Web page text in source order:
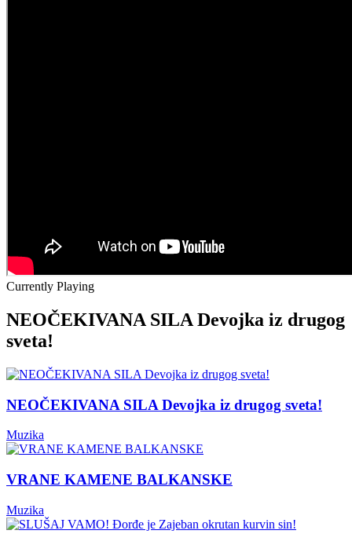
Currently Playing
NEOČEKIVANA SILA Devojka iz drugog
sveta!
NEOČEKIVANA SILA Devojka iz drugog sveta!
Muzika
VRANE KAMENE BALKANSKE
Muzika